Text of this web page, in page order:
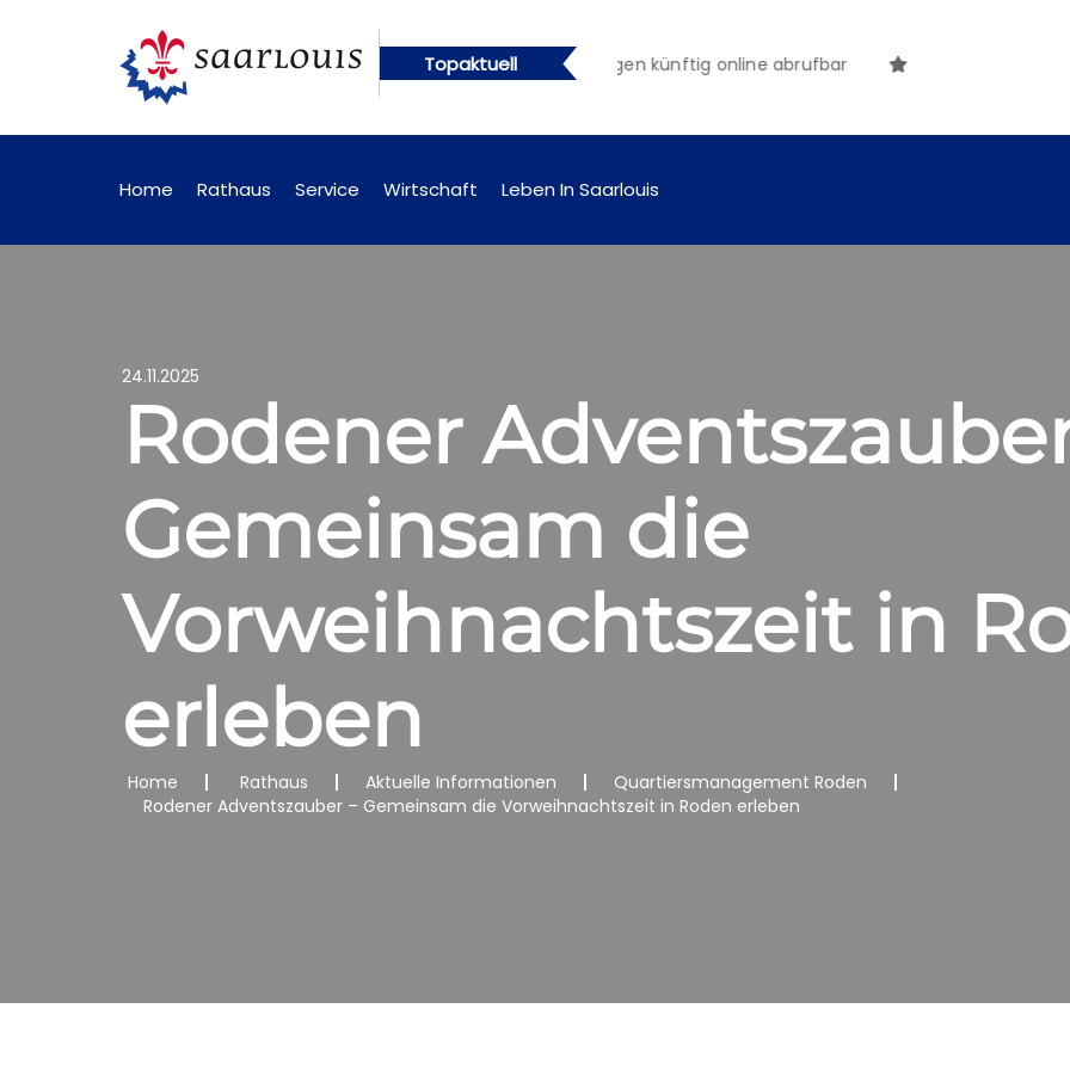
Topaktuell
künftig online abrufbar Öffentliche Bekanntmachungen künftig online abrufbar
Home Rathaus Service Wirtschaft Leben In Saarlouis
24.11.2025
Rodener
Gemeinsam die
Vorweihnachtszeit in
erleben
Home Rathaus Aktuelle Informationen
Quartiersmanagement Roden
Rodener Adventszauber – Gemeinsam die Vorweihnachtszeit in Roden erleben